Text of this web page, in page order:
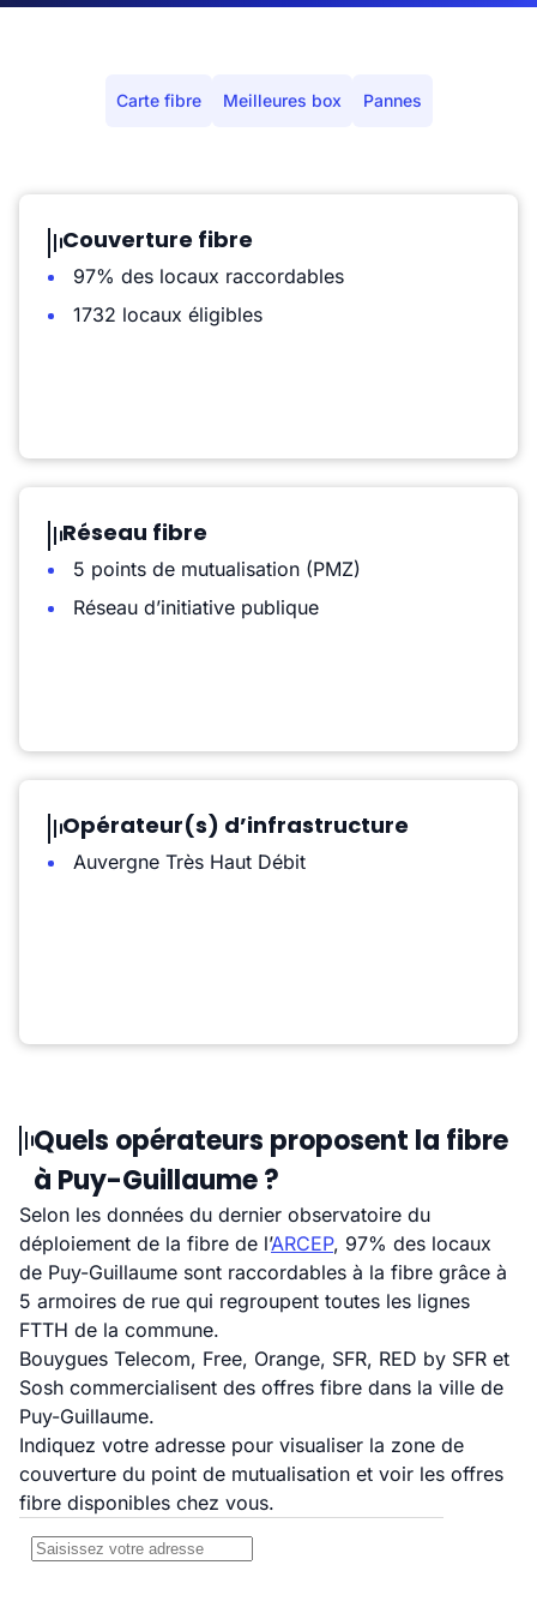
Carte fibre Meilleures box Pannes
Couverture fibre
97% des locaux raccordables
1732 locaux éligibles
Réseau fibre
5 points de mutualisation (PMZ)
Réseau d’initiative publique
Opérateur(s) d’infrastructure
Auvergne Très Haut Débit
Quels opérateurs proposent la fibre
à Puy-Guillaume ?
Selon les données du dernier observatoire du
déploiement de la fibre de l’ARCEP, 97% des locaux
de Puy-Guillaume sont raccordables à la fibre grâce à
5 armoires de rue qui regroupent toutes les lignes
FTTH de la commune.
Bouygues Telecom, Free, Orange, SFR, RED by SFR et
Sosh commercialisent des offres fibre dans la ville de
Puy-Guillaume.
Indiquez votre adresse pour visualiser la zone de
couverture du point de mutualisation et voir les offres
fibre disponibles chez vous.